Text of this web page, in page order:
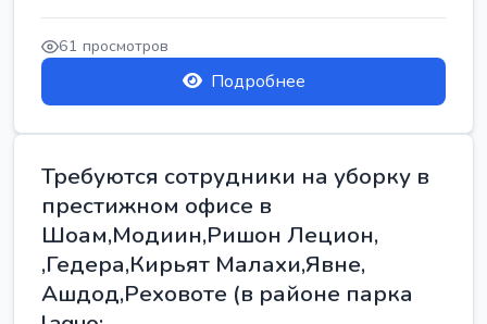
61 просмотров
Подробнее
Требуются сотрудники на уборку в
престижном офисе в
Шоам,Модиин,Ришон Лецион,
,Гедера,Кирьят Малахи,Явне,
Ашдод,Реховоте (в районе парка